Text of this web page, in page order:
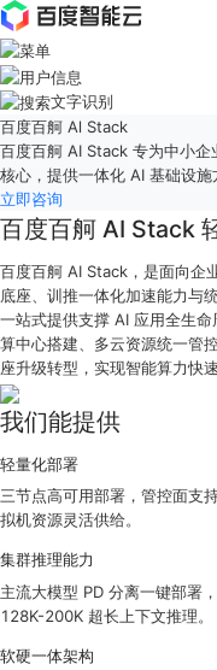
文字识别
最
新
活
动
产
品
解
决
方
案
千
社
区
AI
原
生
用
商
店
业
百度百舸 Al Stack
百度百舸 AI Stack 专为中小企
核心，提供一体化 AI 基础设施
立即咨询
百度百舸 AI Stack
百度百舸 AI Stack，是面向企
底座、训推一体化加速能力与
一站式提供支撑 AI 应用全生
算中心搭建、多云资源统一管
座升级转型，实现智能算力快
我们能提供
轻量化部署
三节点高可用部署，管控面支
拟机资源灵活供给。
集群推理能力
主流大模型 PD 分离一键部署
128K-200K 超长上下文推理。
软硬一体架构